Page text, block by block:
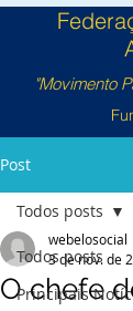
"Movimento
Post
Todos posts
Principais
Todos posts
O chefe
webelosocial
3 de nov. de